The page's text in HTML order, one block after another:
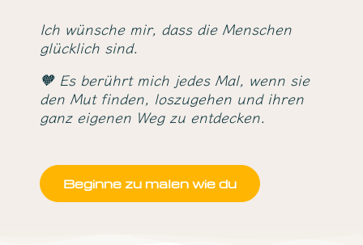
Ich wünsche mir, dass die Menschen
glücklich sind.
🧡 Es berührt mich jedes Mal, wenn sie
den Mut finden, loszugehen und ihren
ganz eigenen Weg zu entdecken.
Beginne zu malen wie du